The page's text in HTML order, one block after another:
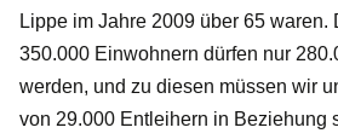
Lippe im Jahre 2009 über 65 waren.
350.000 Einwohnern dürfen nur
werden, und zu diesen müssen wir
von 29.000 Entleihern in Beziehung